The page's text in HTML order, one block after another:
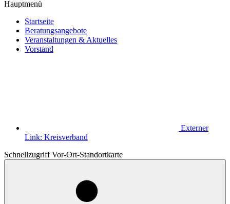
Hauptmenü
Startseite
Beratungsangebote
Veranstaltungen & Aktuelles
Vorstand
Externer
Link: Kreisverband
Schnellzugriff Vor-Ort-Standortkarte